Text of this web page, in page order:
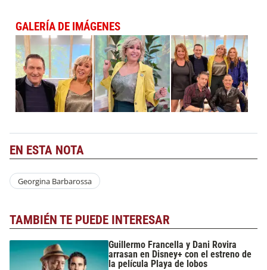
GALERÍA DE IMÁGENES
EN ESTA NOTA
Georgina Barbarossa
TAMBIÉN TE PUEDE INTERESAR
Guillermo Francella y Dani Rovira
arrasan en Disney+ con el estreno de
la película Playa de lobos